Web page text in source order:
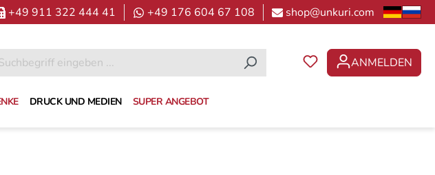
+49 911 322 444 41 +49 176 604 67 108 shop@unkuri.com
DU HAST 0
ANMELDEN
DRUCK UND MEDIEN SUPER ANGEBOT